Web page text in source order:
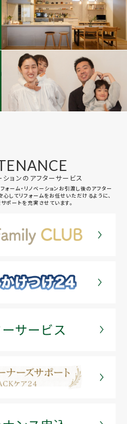
ションのアフターサービス
ォーム・リノベーションお引渡し後のアフター
してリフォームをお任せいただけるように、
ポートを充実させています。